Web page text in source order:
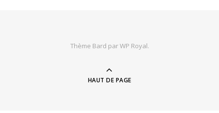
Thème Bard parWP Royal.
HAUT DE PAGE